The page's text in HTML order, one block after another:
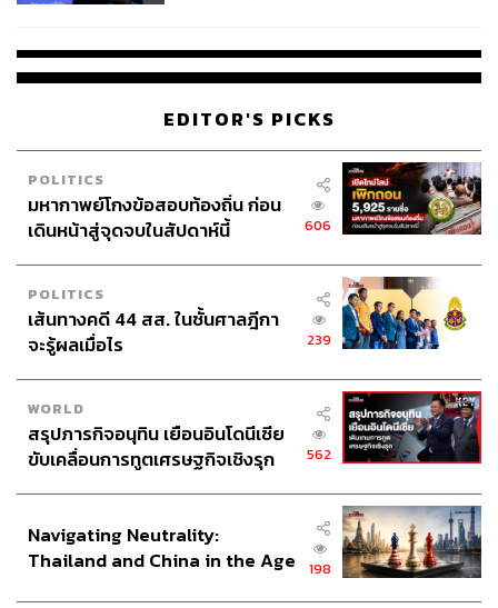
EDITOR'S PICKS
POLITICS
มหากาพย์โกงข้อสอบท้องถิ่น ก่อน
เดินหน้าสู่จุดจบในสัปดาห์นี้
606
POLITICS
เส้นทางคดี 44 สส. ในชั้นศาลฎีกา
จะรู้ผลเมื่อไร
239
WORLD
สรุปภารกิจอนุทิน เยือนอินโดนีเซีย
ขับเคลื่อนการทูตเศรษฐกิจเชิงรุก
562
Navigating Neutrality:
Thailand and China in the Age
198